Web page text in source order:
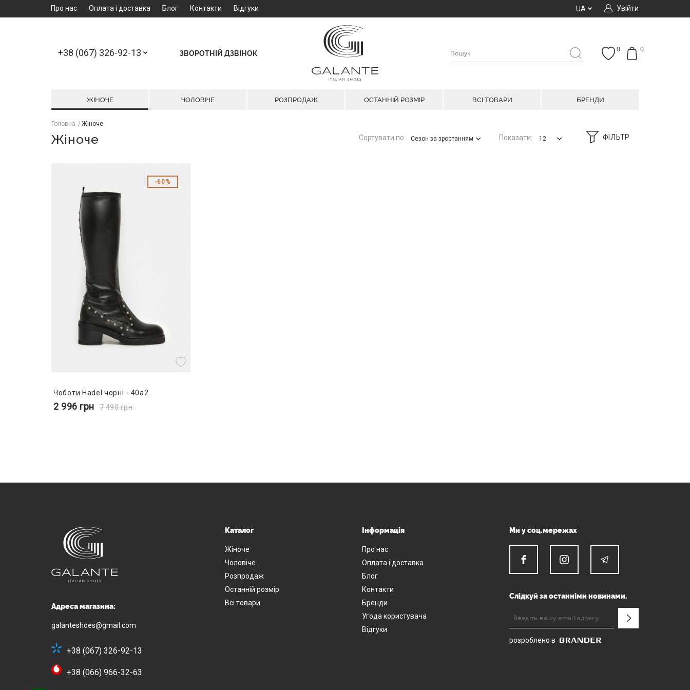
Про нас Оплата і доставка Блог Контакти Відгуки Увійти
UA
+38 (067) 326-92-13 ЗВОРОТНІЙ ДЗВІНОК
0
0
ЖІНОЧЕ ЧОЛОВІЧЕ РОЗПРОДАЖ ОСТАННІЙ РОЗМІР ВСІ ТОВАРИ БРЕНДИ
Головна Жіноче
Жіноче ФІЛЬТР
Сортувати по Сезон за зростанням Показати: 12
60%
Чоботи Hadel чорні - 40a2
2 996 грн 7 490грн
Адреса магазина:
galanteshoes@gmail.com
+38 (067) 326-92-13
+38 (066) 966-32-63
Каталог
Жіноче
Чоловіче
Розпродаж
Останній розмір
Всі товари
Інформація
Про нас
Оплата і доставка
Блог
Контакти
Бренди
Угода користувача
Відгуки
Ми у соц.мережах
Слідкуй за останніми новинами.
розроблено в